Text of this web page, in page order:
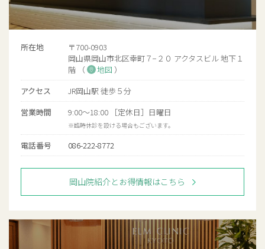
所在地
〒700-0903
岡山県岡山市北区幸町７−２０ アクタスビル 地下１
階 （
地図 ）
アクセス
JR岡山駅 徒歩５分
営業時間
9:00〜18:00 ［定休日］日曜日
※臨時休診を設ける場合もございます。
電話番号 086-222-8772
岡山院紹介とお得情報はこちら